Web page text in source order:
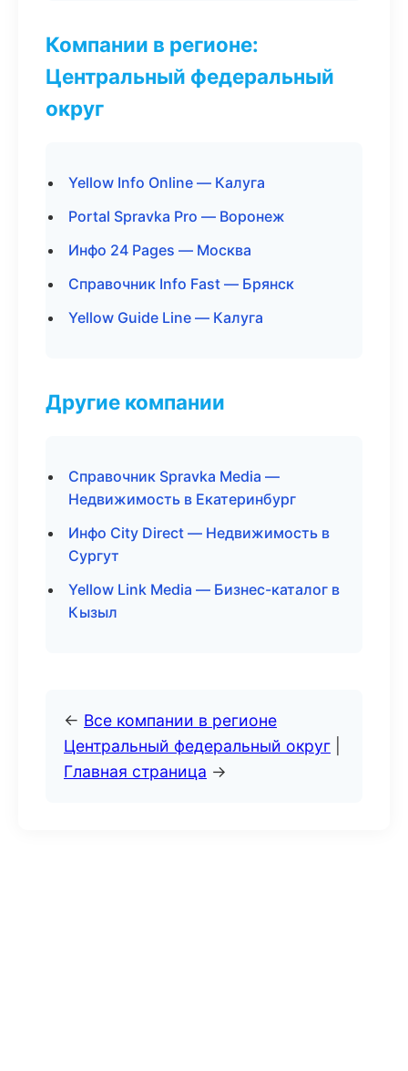
Компании в регионе:
Центральный федеральный
округ
Yellow Info Online — Калуга
Portal Spravka Pro — Воронеж
Инфо 24 Pages — Москва
Справочник Info Fast — Брянск
Yellow Guide Line — Калуга
Другие компании
Справочник Spravka Media —
Недвижимость в Екатеринбург
Инфо City Direct — Недвижимость в
Сургут
Yellow Link Media — Бизнес-каталог в
Кызыл
← Все компании в регионе
Центральный федеральный округ
Главная страница →